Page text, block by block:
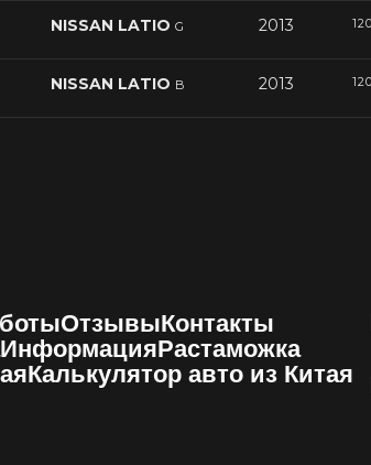
NISSAN LATIOG 2013
NISSAN LATIO B 2013
ОтзывыКонтакты
ИнформацияРастаможка
Калькулятор авто из Китая